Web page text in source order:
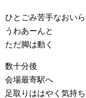
ひとごみ苦手なおいら
うわあーんと
ただ脚は動く
数十分後
会場最寄駅へ
足取りははやく気持